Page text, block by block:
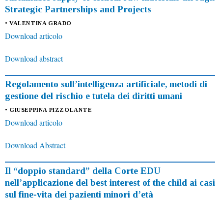
Strategic Partnerships and Projects
• VALENTINA GRADO
Download articolo
Download abstract
Regolamento sull’intelligenza artificiale, metodi di
gestione del rischio e tutela dei diritti umani
• GIUSEPPINA PIZZOLANTE
Download articolo
Download Abstract
Il “doppio standard” della Corte EDU
nell’applicazione del best interest of the child ai casi
sul fine-vita dei pazienti minori d’età